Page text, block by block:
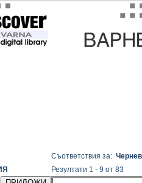
Съответствия за:
Резултати 1 - 9 от 83